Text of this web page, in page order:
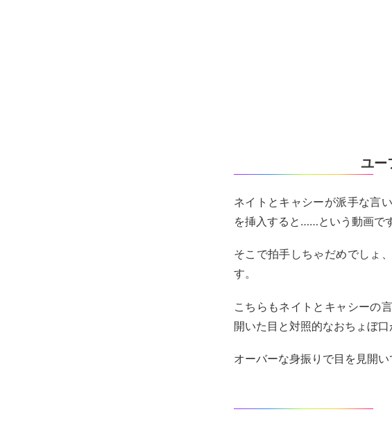
ユー
ネイトとキャシーが派手な言
を挿入すると……という動画で
そこで拍手しちゃだめでしょ
す。
こちらもネイトとキャシーの
開いた目と対照的なおちょぼ口
オーバーな身振りで目を見開